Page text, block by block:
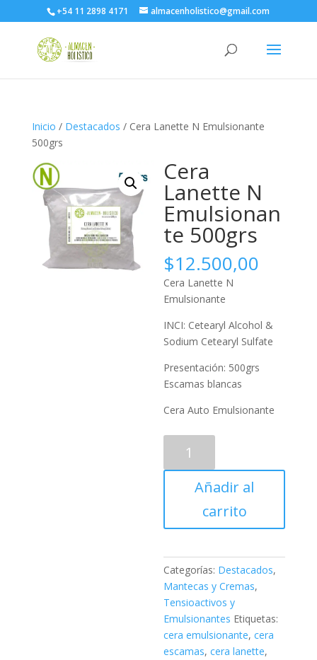
+54 11 2898 4171 almacenholistico@gmail.com
Inicio / Destacados / Cera Lanette N Emulsionante
500grs
Cera
Lanette N
Emulsionan
te 500grs
$12.500,00
Cera Lanette N
Emulsionante
INCI: Cetearyl Alcohol &
Sodium Cetearyl Sulfate
Presentación: 500grs
Escamas blancas
Cera Auto Emulsionante
Lanette
N
Emulsionante
cantidad
Añadir al
carrito
Categorías: Destacados,
Mantecas y Cremas,
Tensioactivos y
Emulsionantes Etiquetas:
cera emulsionante,cera
escamas,cera lanette,